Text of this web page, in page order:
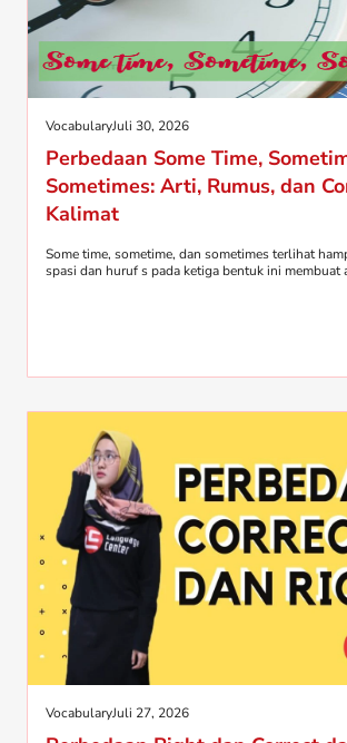
VocabularyJuli 30, 2026
Perbedaan Some Time,
Sometimes: Arti, Rumus, dan
Kalimat
Some time, sometime, dan sometimes terlihat
spasi dan huruf s pada ketiga bentuk ini membuat
VocabularyJuli 27, 2026